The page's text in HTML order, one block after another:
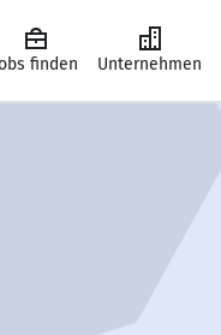
finden Unternehmen